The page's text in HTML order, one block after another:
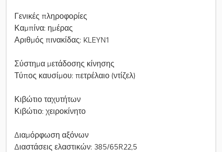
Γενικές πληροφορίες
Καμπίνα: ημέρας
Αριθμός πινακίδας: KLEYN1
Σύστημα μετάδοσης κίνησης
Τύπος καυσίμου: πετρέλαιο (ντίζελ)
Κιβώτιο ταχυτήτων
Κιβώτιο: χειροκίνητο
Διαμόρφωση αξόνων
Διαστάσεις ελαστικών: 385/65R22,5